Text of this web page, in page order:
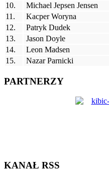
10.
Michael Jepsen Jensen
11.
Kacper Woryna
12.
Patryk Dudek
13.
Jason Doyle
14.
Leon Madsen
15.
Nazar Parnicki
PARTNERZY
KANAŁ RSS